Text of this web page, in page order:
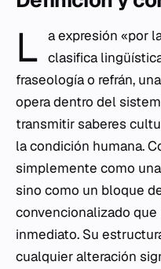
L a expresión «por
clasifica
fraseología o refrán,
opera dentro del
transmitir saberes
la condición humana.
simplemente como
sino como un bloque
convencionalizado
inmediato. Su
cualquier alteración